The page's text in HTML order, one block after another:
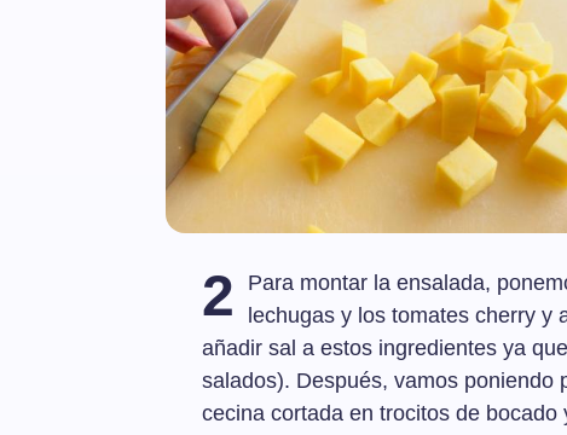
2
Para montar la ensalada,
lechugas y los tomates cherry y
añadir sal a estos ingredientes ya
salados). Después, vamos poniendo
cecina cortada en trocitos de